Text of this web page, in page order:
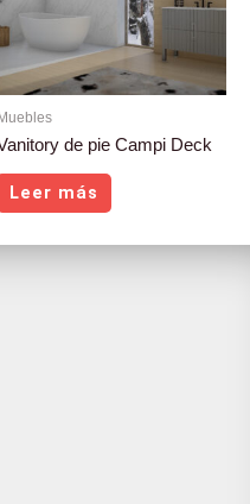
Muebles
de pie Campi Deck
Leer más